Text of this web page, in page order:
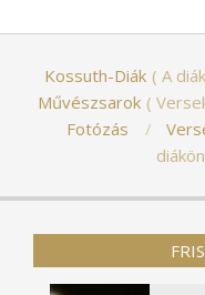
Kossuth-Diák
A
Művészsarok
Fotózás